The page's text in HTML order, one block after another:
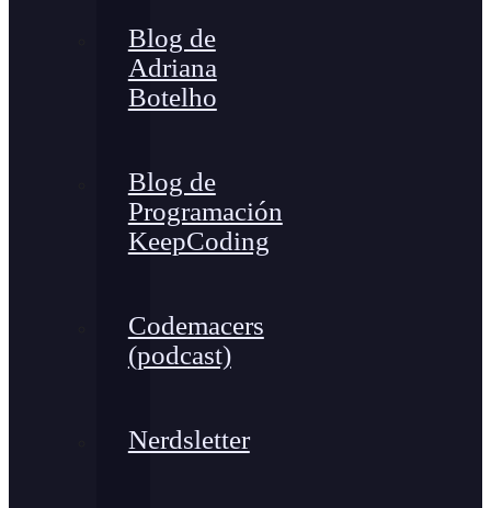
Blog de
Adriana
Botelho
Blog de
Programación
KeepCoding
Codemacers
(podcast)
Nerdsletter